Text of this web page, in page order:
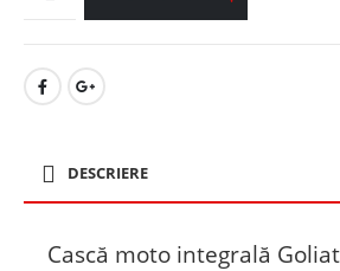
DESCRIERE
Cască moto integrală